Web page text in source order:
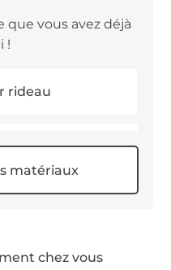
que vous avez déjà
!
rideau
chez vous